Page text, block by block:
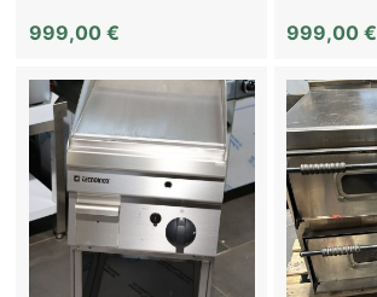
999,00 € 999,00€